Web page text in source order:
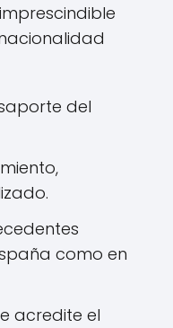
del
como en
acredite el